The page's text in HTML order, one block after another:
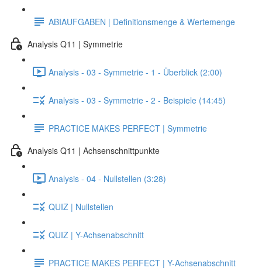
ABIAUFGABEN | Definitionsmenge & Wertemenge
Analysis Q11 | Symmetrie
Analysis - 03 - Symmetrie - 1 - Überblick (2:00)
Analysis - 03 - Symmetrie - 2 - Beispiele (14:45)
PRACTICE MAKES PERFECT | Symmetrie
Analysis Q11 | Achsenschnittpunkte
Analysis - 04 - Nullstellen (3:28)
QUIZ | Nullstellen
QUIZ | Y-Achsenabschnitt
PRACTICE MAKES PERFECT | Y-Achsenabschnitt